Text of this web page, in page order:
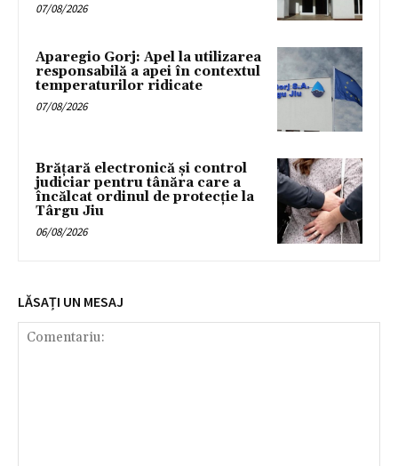
07/08/2026
Aparegio Gorj: Apel la utilizarea
responsabilă a apei în contextul
temperaturilor ridicate
07/08/2026
Brățară electronică și control
judiciar pentru tânăra care a
încălcat ordinul de protecție la
Târgu Jiu
06/08/2026
LĂSAȚI UN MESAJ